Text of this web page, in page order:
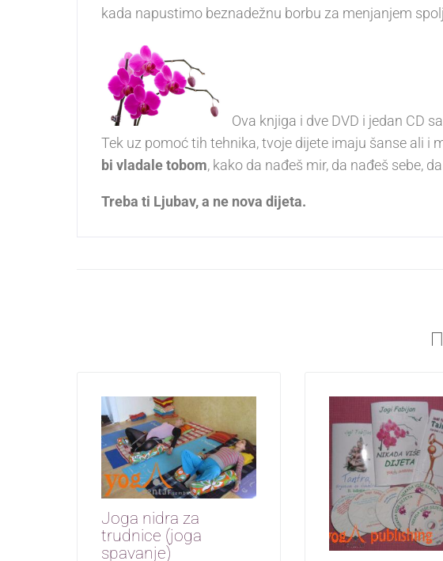
kada napustimo beznadežnu borbu za menjanjem
Ova knjiga i dve DVD i jedan CD
Tek uz pomoć tih tehnika, tvoje dijete imaju šanse ali i
bi vladale tobom, kako da nađeš mir, da nađeš sebe,
Treba ti Ljubav, a ne nova dijeta.
Joga nidra za
trudnice (joga
spavanje)